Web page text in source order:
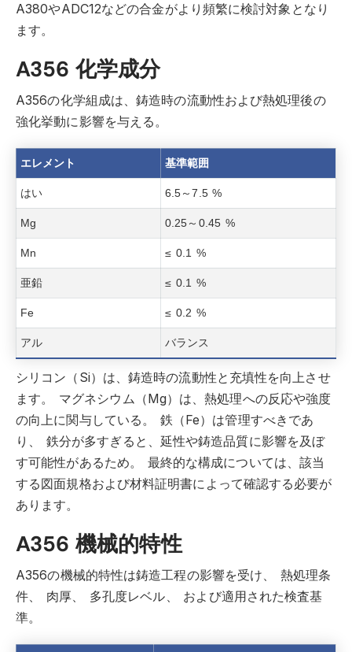
A380やADC12などの合金がより頻繁に検討対象となり
ます。
A356 化学成分
A356の化学組成は、鋳造時の流動性および熱処理後の
強化挙動に影響を与える。
エレメント 基準範囲
はい 6.5～7.5 %
Mg 0.25～0.45 %
Mn ≤ 0.1 %
亜鉛 ≤ 0.1 %
Fe ≤ 0.2 %
アル バランス
シリコン（Si）は、鋳造時の流動性と充填性を向上させ
ます。
マグネシウム（Mg）は、熱処理への反応や強度
の向上に関与している。
鉄（Fe）は管理すべきであ
り、
鉄分が多すぎると、延性や鋳造品質に影響を及ぼ
す可能性があるため。
最終的な構成については、該当
する図面規格および材料証明書によって確認する必要が
あります。
A356 機械的特性
A356の機械的特性は鋳造工程の影響を受け、
熱処理条
件、
肉厚、 多孔度レベル、
および適用された検査基
準。